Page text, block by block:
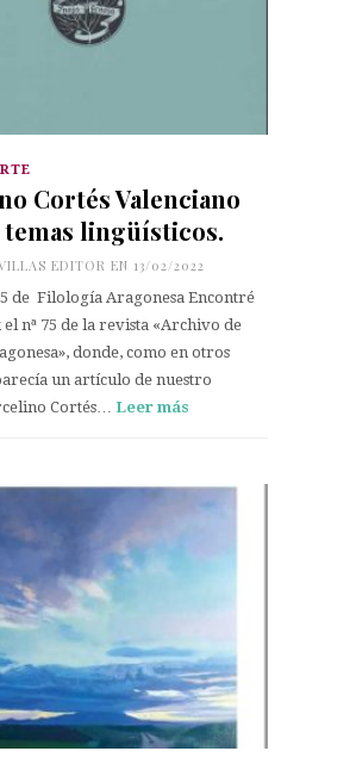
Cortés Valenciano
temas lingüísticos.
EDITOR EN 13/02/2022
de Filología Aragonesa Encontré
nª 75 de la revista «Archivo de
donde, como en otros
un artículo de nuestro
Cortés… Leer más